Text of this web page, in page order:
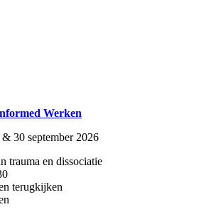
Werken
30 september 2026
trauma en dissociatie
terugkijken